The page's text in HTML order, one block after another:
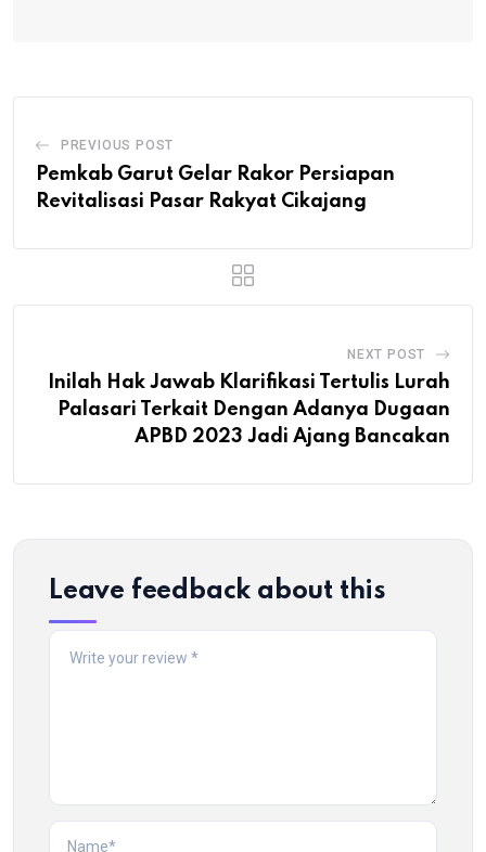
PREVIOUS POST
Pemkab Garut Gelar Rakor Persiapan
Revitalisasi Pasar Rakyat Cikajang
NEXT POST
Inilah Hak Jawab Klarifikasi Tertulis Lurah
Palasari Terkait Dengan Adanya Dugaan
APBD 2023 Jadi Ajang Bancakan
Leave feedback about this